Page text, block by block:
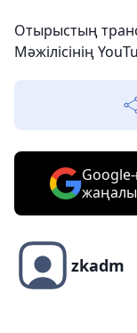
Отырыстың
Мәжілісінің
zkadm